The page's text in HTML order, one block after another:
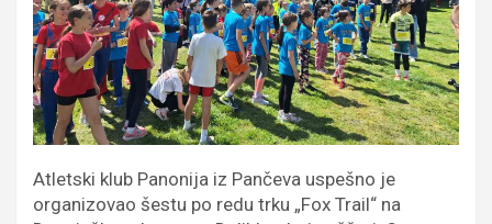
Atletski klub Panonija iz Pančeva uspešno je
organizovao šestu po redu trku „Fox Trail“ na